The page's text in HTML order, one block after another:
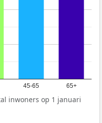
45-65 65+
inwoners op 1 januari